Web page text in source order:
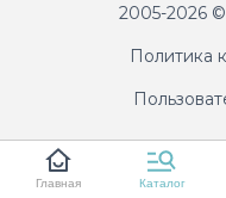
2005-2026
Политика
Главная Каталог